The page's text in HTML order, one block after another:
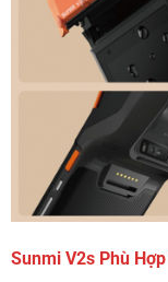
Sunmi V2s Phù